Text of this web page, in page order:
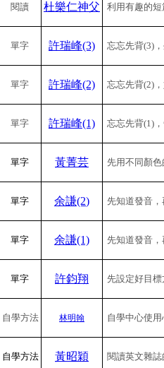
閱讀 杜樂仁神父 利用有趣的短
單字 許瑞峰(3) 忘忘先背(3)
單字 許瑞峰(2) 忘忘先背(2)
單字 許瑞峰(1) 忘忘先背(1)
單字 黃菁芸 先用不同顏色
單字 余謙(2) 先知道發音，
單字 余謙(1) 先知道發音，
單字 許鈞翔 先設定好目標
自學方法 林明翰 自學中心使用
自學方法 黃昭穎 閱讀英文雜誌